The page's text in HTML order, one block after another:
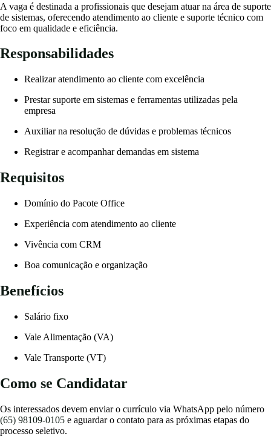
A vaga é destinada a profissionais que desejam atuar na área de suporte
de sistemas, oferecendo atendimento ao cliente e suporte técnico com
foco em qualidade e eficiência.
Responsabilidades
Realizar atendimento ao cliente com excelência
Prestar suporte em sistemas e ferramentas utilizadas pela
empresa
Auxiliar na resolução de dúvidas e problemas técnicos
Registrar e acompanhar demandas em sistema
Requisitos
Domínio do Pacote Office
Experiência com atendimento ao cliente
Vivência com CRM
Boa comunicação e organização
Benefícios
Salário fixo
Vale Alimentação (VA)
Vale Transporte (VT)
Como se Candidatar
Os interessados devem enviar o currículo via WhatsApp pelo número
(65) 98109-0105 e aguardar o contato para as próximas etapas do
processo seletivo.